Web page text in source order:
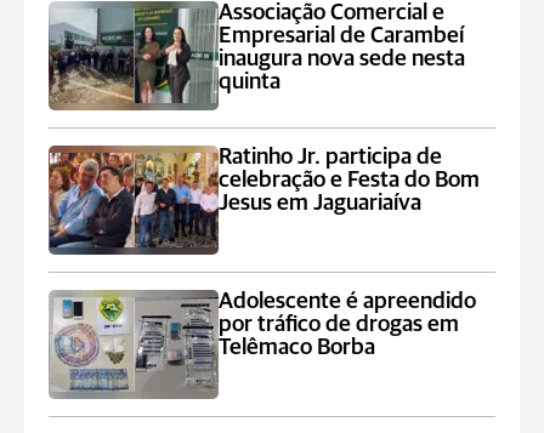
Associação Comercial e
Empresarial de Carambeí
inaugura nova sede nesta
quinta
Ratinho Jr. participa de
celebração e Festa do Bom
Jesus em Jaguariaíva
Adolescente é apreendido
por tráfico de drogas em
Telêmaco Borba